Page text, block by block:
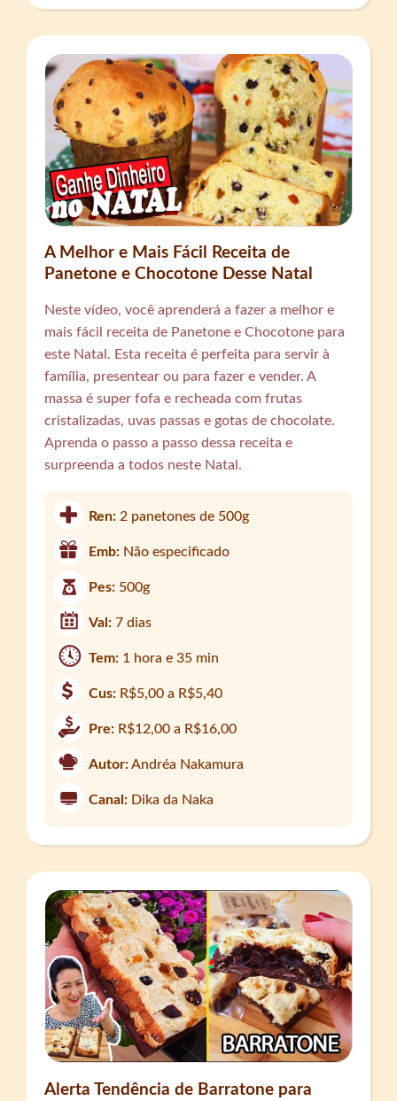
A Melhor e Mais Fácil Receita de
Panetone e Chocotone Desse Natal
Neste vídeo, você aprenderá a fazer a melhor e
mais fácil receita de Panetone e Chocotone para
este Natal. Esta receita é perfeita para servir à
família, presentear ou para fazer e vender. A
massa é super fofa e recheada com frutas
cristalizadas, uvas passas e gotas de chocolate.
Aprenda o passo a passo dessa receita e
surpreenda a todos neste Natal.
Ren:2 panetones de 500g
Emb: Não especificado
Pes: 500g
Val:7 dias
Tem: 1 hora e 35 min
Cus: R$5,00 a R$5,40
Pre: R$12,00 a R$16,00
Autor:Andréa Nakamura
Canal: Dika da Naka
Alerta Tendência de Barratone para